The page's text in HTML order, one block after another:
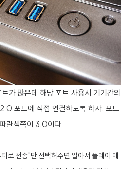
가 많은데 해당 포트 사용시 기기간의
포트에 직접 연결하도록 하자. 포트
란색쪽이 3.0이다.
로 전송"만 선택해주면 알아서 플레이 메